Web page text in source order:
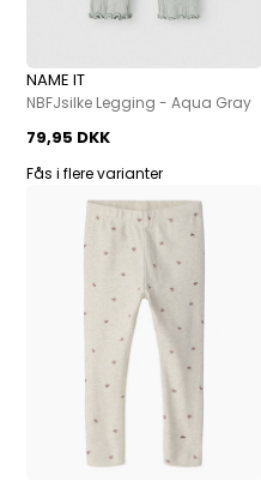
NAME IT
NBFJsilke Legging - Aqua Gray
79,95 DKK
Fås i flere varianter